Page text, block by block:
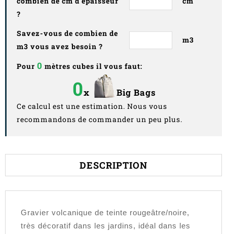
?
Savez-vous de combien de
m3 vous avez besoin ?
m3
Pour 0 mètres cubes il vous faut:
0x Big Bags
Ce calcul est une estimation. Nous vous
recommandons de commander un peu plus.
DESCRIPTION
Gravier volcanique de teinte rougeâtre/noire,
très décoratif dans les jardins, idéal dans les